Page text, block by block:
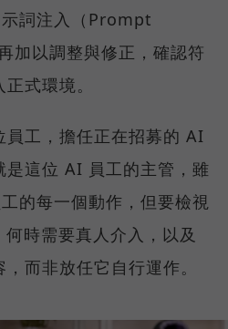
詞注入（Prompt
加以調整與修正，確認符
式環境。
員工，擔任正在招募的 AI
是這位 AI 員工的主管，雖
的每一個動作，但要檢視
時需要真人介入，以及
而非放任它自行運作。